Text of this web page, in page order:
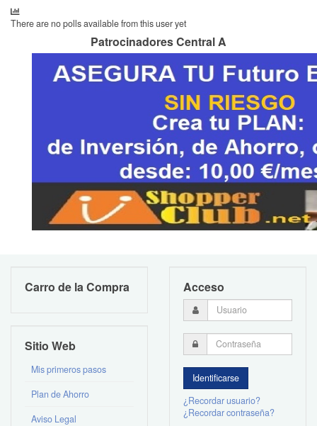
There are no polls available from this user yet
Patrocinadores Central A
Carro de la Compra
Sitio Web
Mis primeros pasos
Plan de Ahorro
Aviso Legal
Acceso
¿Recordar usuario?
¿Recordar contraseña?